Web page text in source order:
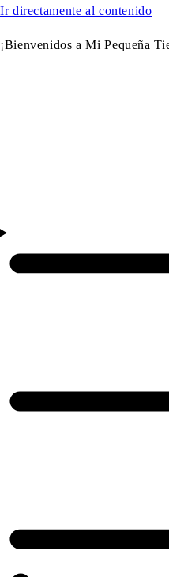
Ir directamente al contenido
¡Bienvenidos a Mi Pequeña